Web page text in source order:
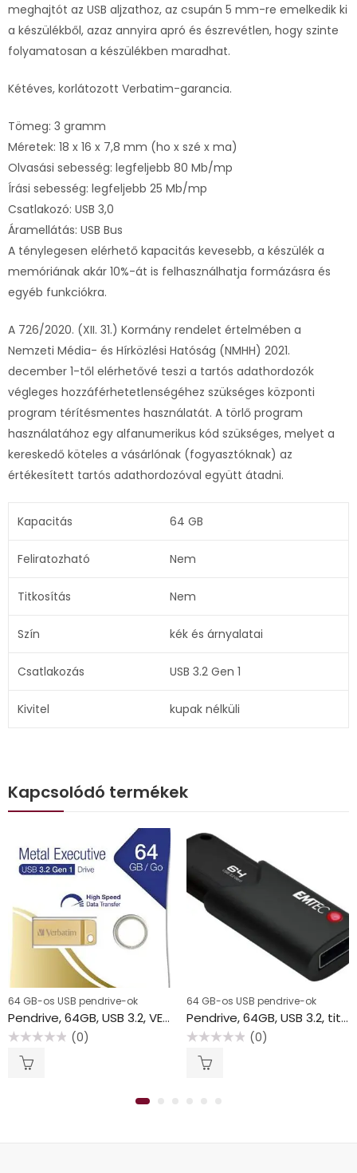
meghajtót az USB aljzathoz, az csupán 5 mm-re emelkedik ki
a készülékből, azaz annyira apró és észrevétlen, hogy szinte
folyamatosan a készülékben maradhat.
Kétéves, korlátozott Verbatim-garancia.
Tömeg: 3 gramm
Méretek: 18 x 16 x 7,8 mm (ho x szé x ma)
Olvasási sebesség: legfeljebb 80 Mb/mp
Írási sebesség: legfeljebb 25 Mb/mp
Csatlakozó: USB 3,0
Áramellátás: USB Bus
A ténylegesen elérhető kapacitás kevesebb, a készülék a
memóriának akár 10%-át is felhasználhatja formázásra és
egyéb funkciókra.
A 726/2020. (XII. 31.) Kormány rendelet értelmében a
Nemzeti Média- és Hírközlési Hatóság (NMHH) 2021.
december 1-től elérhetővé teszi a tartós adathordozók
végleges hozzáférhetetlenségéhez szükséges központi
program térítésmentes használatát. A törlő program
használatához egy alfanumerikus kód szükséges, melyet a
kereskedő köteles a vásárlónak (fogyasztóknak) az
értékesített tartós adathordozóval együtt átadni.
Kapacitás 64 GB
Feliratozható Nem
Titkosítás Nem
Szín kék és árnyalatai
Csatlakozás USB 3.2 Gen 1
Kivitel kupak nélküli
Kapcsolódó termékek
64 GB-os USB pendrive-ok
Pendrive, 64GB, USB 3.2, VERBATIM “Executive Metal”, arany
(0)
64 GB-os USB pendrive-ok
Pendrive, 64GB, USB 3.2, titkosított, EMTEC “B120 Click Secure”
(0)